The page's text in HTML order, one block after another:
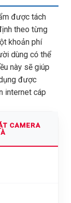
được tách
theo từng
khoản phí
dùng có thể
này sẽ giúp
được
internet cáp
CAMERA